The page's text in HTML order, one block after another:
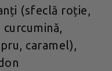
(sfeclă roție,
caramel),